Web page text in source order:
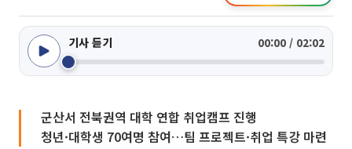
기사 듣기 00:00 / 02:02
군산서 전북권역 대학 연합 취업캠프 진행
청년·대학생 70여명 참여…팀 프로젝트·취업 특강 마련